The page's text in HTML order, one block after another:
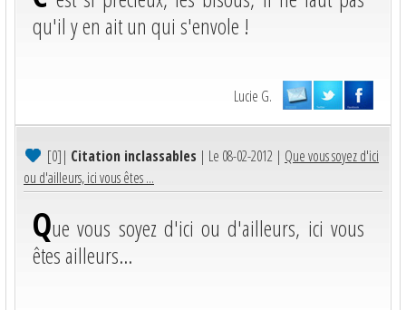
qu'il y en ait un qui s'envole !
Lucie G.
[0]| Citation inclassables | Le 08-02-2012 | Que vous soyez d'ici
ou d'ailleurs, ici vous êtes ...
Que vous soyez d'ici ou d'ailleurs, ici vous
êtes ailleurs...